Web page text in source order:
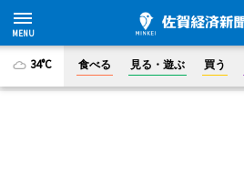
34°C 食べる 見る・遊ぶ 買う